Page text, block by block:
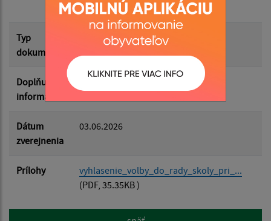
Filtrovať Reset
Jasov
Typ
dokumentu
Rôzne
Doplňujúce
informácie
zrušené Rozhodnutím č.1/2026/ZŠ
Dátum
zverejnenia
03.06.2026
Prílohy
vyhlasenie_volby_do_rady_skoly_pri_...
(PDF, 35.35KB )